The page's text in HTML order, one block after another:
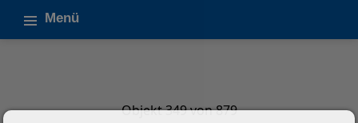
Menü
Objekt 349 von 879